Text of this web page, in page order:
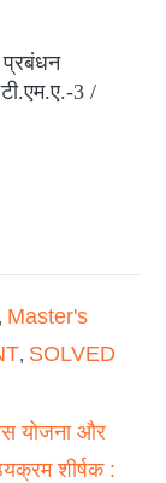
प्रबंधन
3 /
, Master's
, SOLVED
योजना और
शीर्षक :